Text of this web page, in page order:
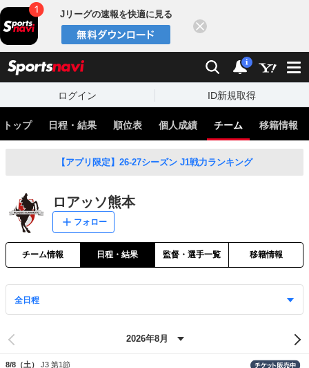
Jリーグの速報を快適に見る
検索 通知
i
ログイン ID新規取得
トップ 日程・結果 順位表 個人成績 チーム 移籍情報
【アプリ限定】26-27シーズン J1戦力ランキング
ロアッソ熊本
フォロー
チーム情報 日程・結果 監督・選手一覧 移籍情報
8/8（土）
J3 第1節